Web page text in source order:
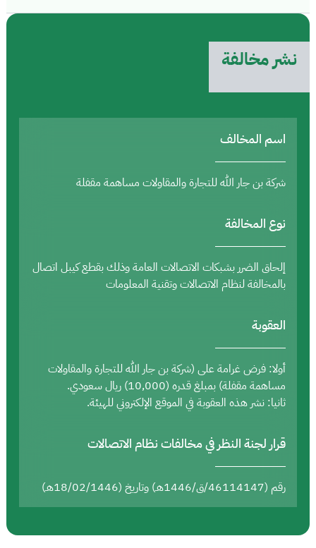
نشر مخالفة
اسم المخالف
شركة بن جار الله للتجارة والمقاولات مساهمة مقفلة
نوع المخالفة
إلحاق الضرر بشبكات الاتصالات العامة وذلك بقطع كيبل اتصال
بالمخالفة لنظام الاتصالات وتقنية المعلومات
العقوبة
أولا: فرض غرامة على (شركة بن جار الله للتجارة والمقاولات
مساهمة مقفلة) بمبلغ قدره (10,000) ريال سعودي.
ثانيا: نشر هذه العقوبة في الموقع الإلكتروني للهيئة.
قرار لجنة النظر في مخالفات نظام الاتصالات
رقم (46114147/ق/1446هـ) وتاريخ (18/02/1446هـ)